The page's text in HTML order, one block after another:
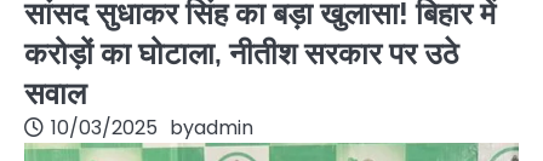
सांसद सुधाकर सिंह का बड़ा खुलासा! बिहार में
करोड़ों का घोटाला, नीतीश सरकार पर उठे
सवाल
10/03/2025 byadmin